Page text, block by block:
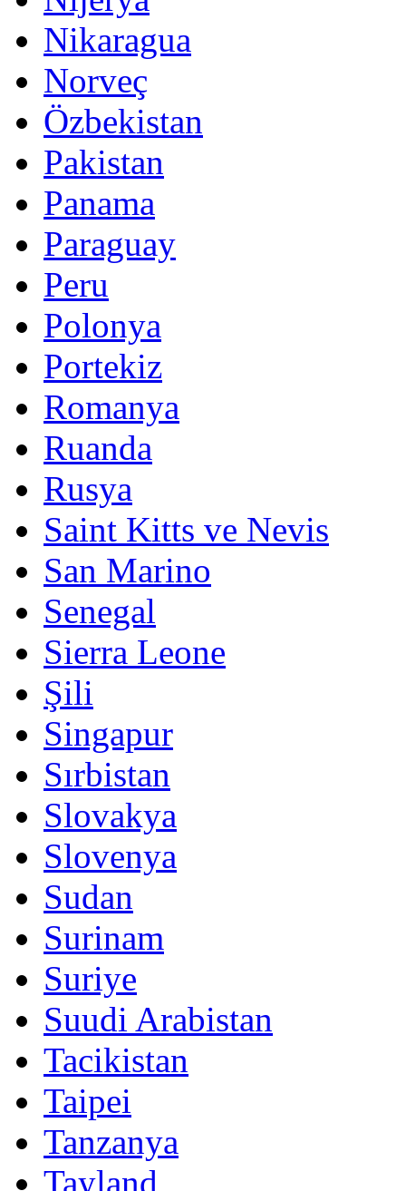
Nikaragua
Norveç
Özbekistan
Pakistan
Panama
Paraguay
Peru
Polonya
Portekiz
Romanya
Ruanda
Rusya
Saint Kitts ve Nevis
San Marino
Senegal
Sierra Leone
Şili
Singapur
Sırbistan
Slovakya
Slovenya
Sudan
Surinam
Suriye
Suudi Arabistan
Tacikistan
Taipei
Tanzanya
Tayland